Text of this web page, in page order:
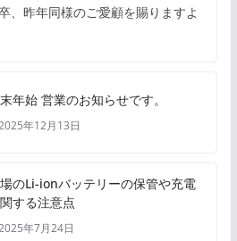
、昨年同様のご愛顧を賜りますよ
年始 営業のお知らせです。
年12月13日
のLi-ionバッテリーの保管や充電
する注意点
年7月24日